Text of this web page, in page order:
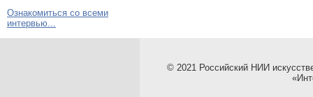
Ознакомиться со всеми
интервью...
© 2021 Российский НИИ